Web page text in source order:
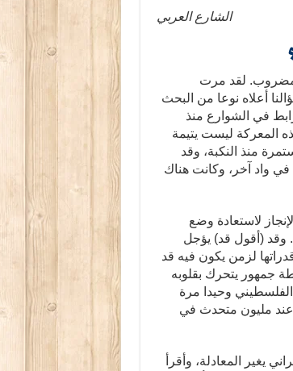
الشارع العربي
لقد مرت
أعلاه نوعا من البحث
في الشوارع منذ
المعركة ليست يتيمة
منذ النكبة، وقد
واد آخر، وكانت هناك
لاستعادة وضع
وقد (أقول قد) يؤجل
لزمن يكون فيه قد
جمهور يتحرك بقلوبه
وحيدا مرة
عند مليون متحدث في
يغير المعادلة، وأقرأ